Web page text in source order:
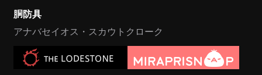
胴防具
アナバセイオス・スカウトクローク